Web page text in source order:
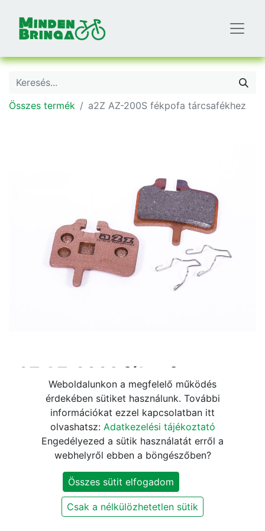
Összes termék a2Z AZ-200S fékpofa tárcsafékhez
a2Z AZ-200S fékpofa
tárcsafékhez
Ft 6.490Ft
KOSÁRBA
Szállítási és fizetési információk
Weboldalunkon a megfelelő működés
érdekében sütiket használunk. További
információkat ezzel kapcsolatban itt
olvashatsz: Adatkezelési tájékoztató
Engedélyezed a sütik használatát erről a
webhelyről ebben a böngészőben?
Összes sütit elfogadom
Csak a nélkülözhetetlen sütik